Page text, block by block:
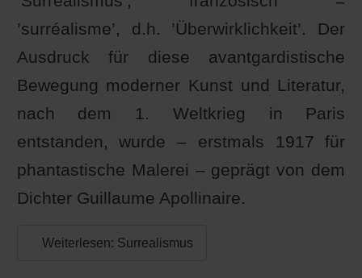
’surréalisme’, d.h. ’Überwirklichkeit’. Der
Ausdruck für diese avantgardistische
Bewegung moderner Kunst und Literatur,
nach dem 1. Weltkrieg in Paris
entstanden, wurde – erstmals 1917 für
phantastische Malerei – geprägt von dem
Dichter Guillaume Apollinaire.
Weiterlesen: Surrealismus